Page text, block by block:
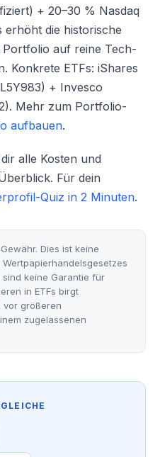
+ 20–30 % Nasdaq
erhöht die historische
auf reine Tech-
Konkrete ETFs: iShares
+ Invesco
Mehr zum Portfolio-
aufbauen.
alle Kosten und
Für dein
Quiz in 2 Minuten.
Dies ist keine
sind keine Garantie für
in ETFs birgt
vor größeren
zugelassenen